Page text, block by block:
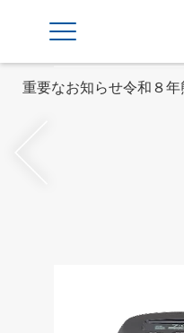
重要なお知らせ【重要】